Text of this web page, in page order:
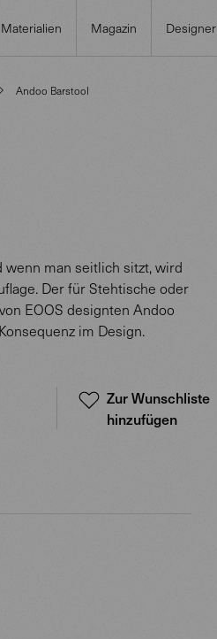
Materialien Magazin Designer
Andoo Barstool
wenn man seitlich sitzt, wird
Der für Stehtische oder
EOOS designten Andoo
im Design.
Zur Wunschliste
hinzufügen